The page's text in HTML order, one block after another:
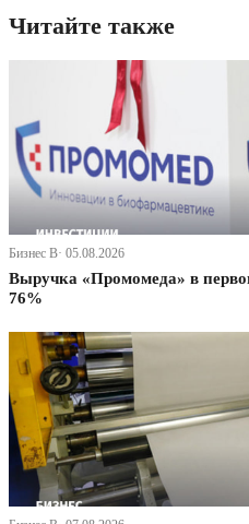
Читайте также
Бизнес В· 05.08.2026
Выручка «Промомеда» в
76%